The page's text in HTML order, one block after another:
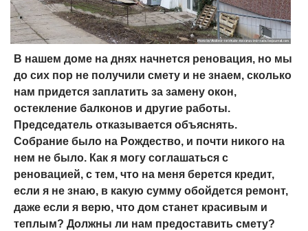
В нашем доме на днях начнется реновация, но мы
до сих пор не получили смету и не знаем, сколько
нам придется заплатить за замену окон,
остекление балконов и другие работы.
Председатель отказывается объяснять.
Собрание было на Рождество, и почти никого на
нем не было. Как я могу соглашаться с
реновацией, с тем, что на меня берется кредит,
если я не знаю, в какую сумму обойдется ремонт,
даже если я верю, что дом станет красивым и
теплым? Должны ли нам предоставить смету?